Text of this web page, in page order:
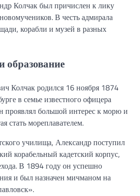
Колчак был причислен к лику
В честь адмирала
корабли и музей в разных
образование
Колчак родился 16 ноября 1874
в семье известного офицера
большой интерес к морю и
стать мореплавателем.
училища, Александр поступил
корабельный кадетский корпус,
В 1894 году он успешно
и был назначен мичманом на